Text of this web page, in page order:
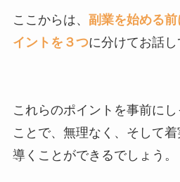
ここからは、 副業を始める
イントを３つに分けてお話し
これらのポイントを事前に
ことで、無理なく、そして
導くことができるでしょう。